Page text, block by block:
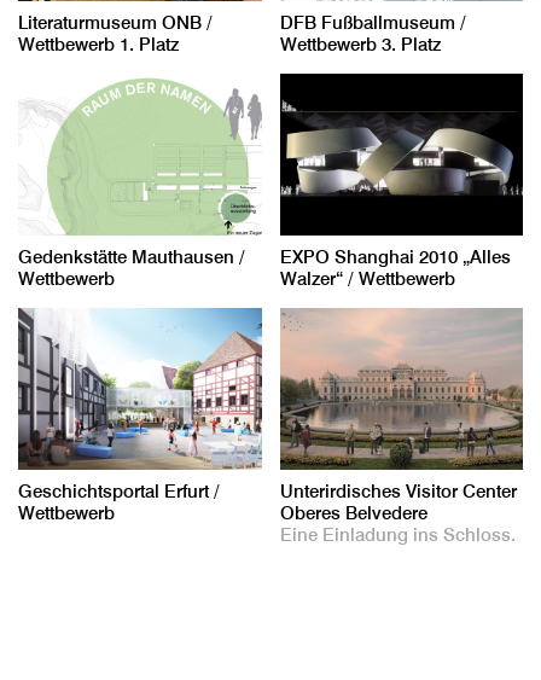
Literaturmuseum ONB /
Wettbewerb 1. Platz
DFB Fußballmuseum /
Wettbewerb 3. Platz
Gedenkstätte Mauthausen /
Wettbewerb
EXPO Shanghai 2010 „Alles
Walzer“ / Wettbewerb
Geschichtsportal Erfurt /
Wettbewerb
Unterirdisches Visitor Center
Oberes Belvedere
Eine Einladung ins Schloss.